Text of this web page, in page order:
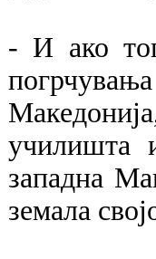
- И ако
училишта
западна
земала